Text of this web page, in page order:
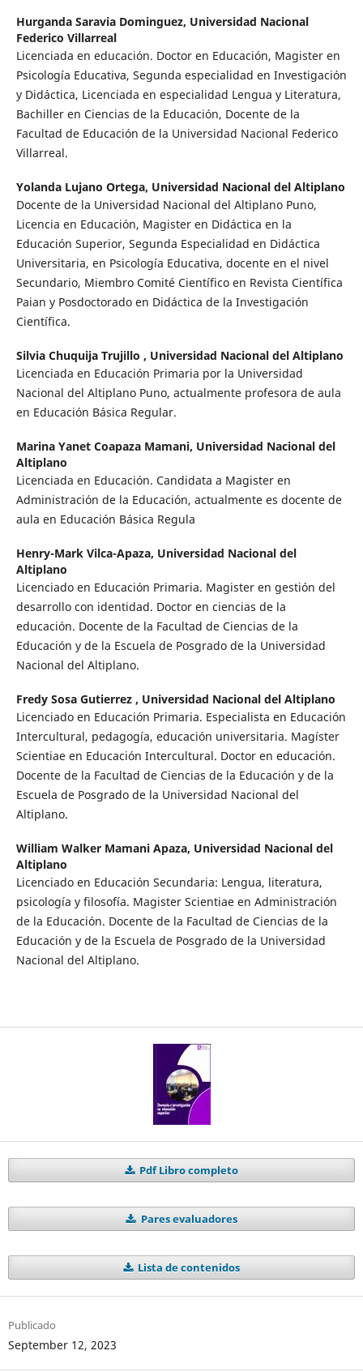
Hurganda Saravia Dominguez, Universidad Nacional
Federico Villarreal
Licenciada en educación. Doctor en Educación, Magister en
Psicología Educativa, Segunda especialidad en Investigación
y Didáctica, Licenciada en especialidad Lengua y Literatura,
Bachiller en Ciencias de la Educación, Docente de la
Facultad de Educación de la Universidad Nacional Federico
Villarreal.
Yolanda Lujano Ortega, Universidad Nacional del Altiplano
Docente de la Universidad Nacional del Altiplano Puno,
Licencia en Educación, Magister en Didáctica en la
Educación Superior, Segunda Especialidad en Didáctica
Universitaria, en Psicología Educativa, docente en el nivel
Secundario, Miembro Comité Científico en Revista Científica
Paian y Posdoctorado en Didáctica de la Investigación
Científica.
Silvia Chuquija Trujillo , Universidad Nacional del Altiplano
Licenciada en Educación Primaria por la Universidad
Nacional del Altiplano Puno, actualmente profesora de aula
en Educación Básica Regular.
Marina Yanet Coapaza Mamani, Universidad Nacional del
Altiplano
Licenciada en Educación. Candidata a Magister en
Administración de la Educación, actualmente es docente de
aula en Educación Básica Regula
Henry-Mark Vilca-Apaza, Universidad Nacional del
Altiplano
Licenciado en Educación Primaria. Magister en gestión del
desarrollo con identidad. Doctor en ciencias de la
educación. Docente de la Facultad de Ciencias de la
Educación y de la Escuela de Posgrado de la Universidad
Nacional del Altiplano.
Fredy Sosa Gutierrez , Universidad Nacional del Altiplano
Licenciado en Educación Primaria. Especialista en Educación
Intercultural, pedagogía, educación universitaria. Magíster
Scientiae en Educación Intercultural. Doctor en educación.
Docente de la Facultad de Ciencias de la Educación y de la
Escuela de Posgrado de la Universidad Nacional del
Altiplano.
William Walker Mamani Apaza, Universidad Nacional del
Altiplano
Licenciado en Educación Secundaria: Lengua, literatura,
psicología y filosofía. Magister Scientiae en Administración
de la Educación. Docente de la Facultad de Ciencias de la
Educación y de la Escuela de Posgrado de la Universidad
Nacional del Altiplano.
Pdf Libro completo
Pares evaluadores
Lista de contenidos
Publicado
September 12, 2023